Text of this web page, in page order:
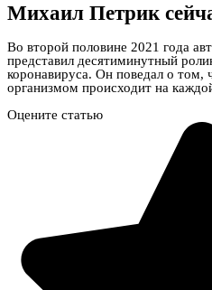
Михаил Петрик
Во второй половине 2021 года
представил десятиминутный
коронавируса. Он поведал о том,
организмом происходит на
Оцените статью